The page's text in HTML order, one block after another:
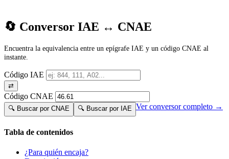
🔄 Conversor IAE ↔ CNAE
Encuentra la equivalencia entre un epígrafe IAE y un código CNAE al
instante.
Código IAE
⇄
Código CNAE
🔍 Buscar por CNAE 🔍 Buscar por IAE Ver conversor completo →
Tabla de contenidos
¿Para quién encaja?